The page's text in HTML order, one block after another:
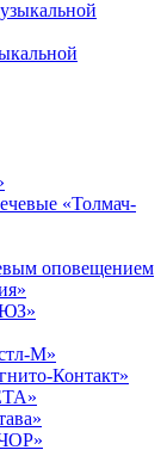
«Толмач-
оповещением
М»
Контакт»